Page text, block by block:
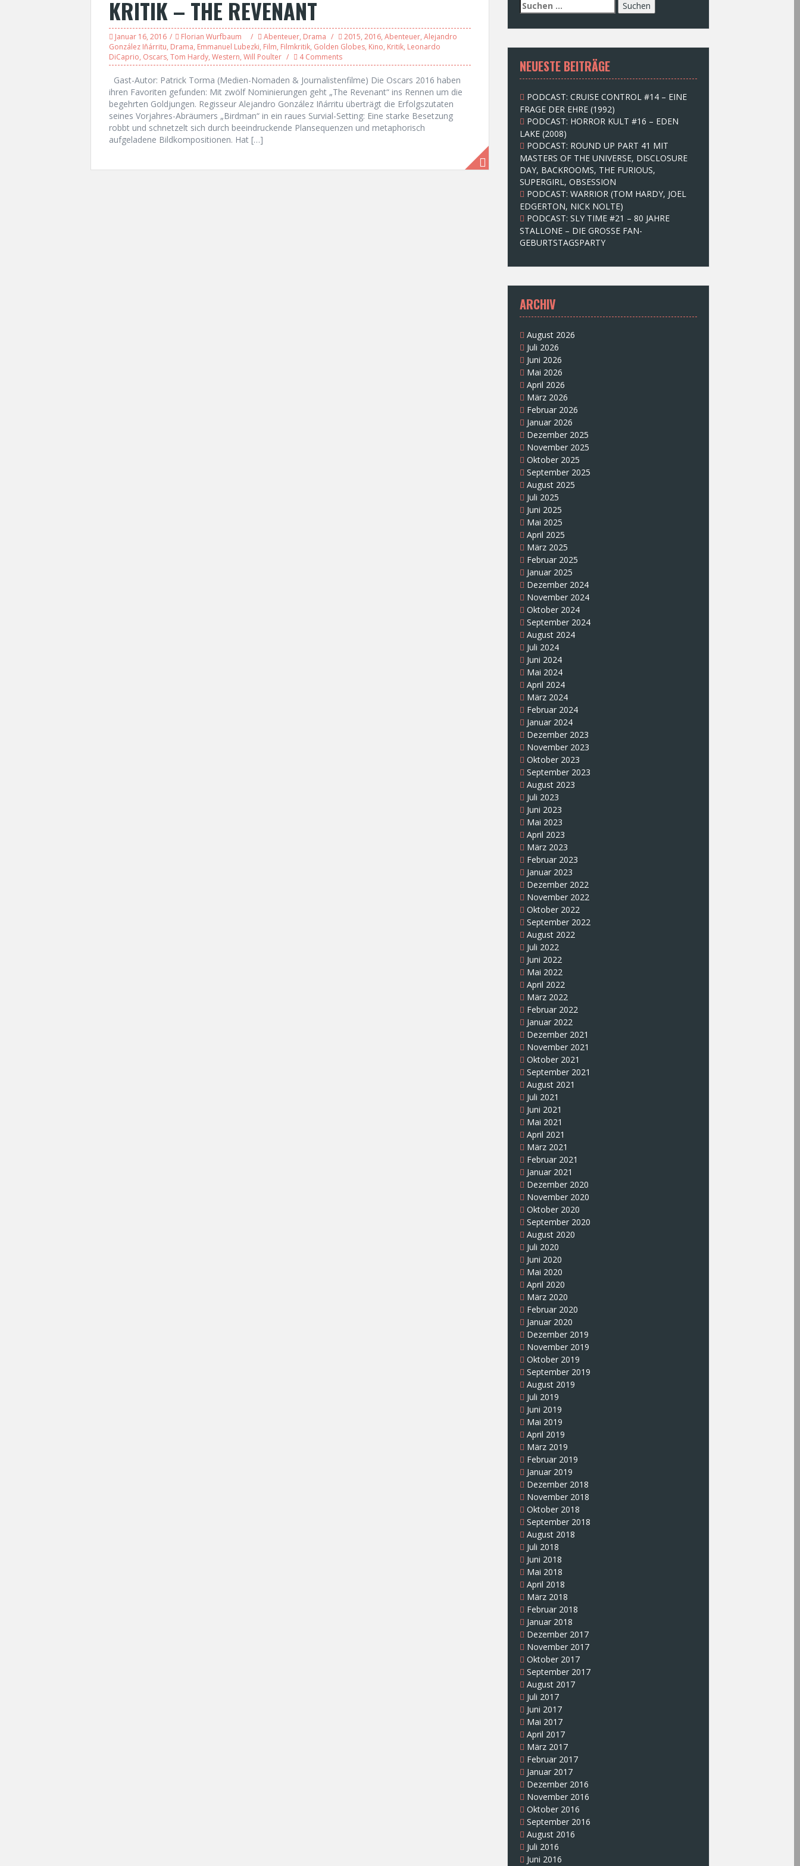
KRITIK – THE REVENANT
Januar 16, 2016 Florian Wurfbaum Abenteuer, Drama 2015, 2016, Abenteuer, Alejandro
González Iñárritu, Drama, Emmanuel Lubezki, Film, Filmkritik, Golden Globes, Kino, Kritik, Leonardo
DiCaprio, Oscars, Tom Hardy, Western, Will Poulter 4 Comments
Gast-Autor: Patrick Torma (Medien-Nomaden & Journalistenfilme) Die Oscars 2016 haben
ihren Favoriten gefunden: Mit zwölf Nominierungen geht „The Revenant“ ins Rennen um die
begehrten Goldjungen. Regisseur Alejandro González Iñárritu überträgt die Erfolgszutaten
seines Vorjahres-Abräumers „Birdman“ in ein raues Survial-Setting: Eine starke Besetzung
robbt und schnetzelt sich durch beeindruckende Plansequenzen und metaphorisch
aufgeladene Bildkompositionen. Hat […]
S
u
c
e
n
n
c
h
:
NEUESTE BEITRÄGE
PODCAST: CRUISE CONTROL #14 – EINE
FRAGE DER EHRE (1992)
PODCAST: HORROR KULT #16 – EDEN
LAKE (2008)
PODCAST: ROUND UP PART 41 MIT
MASTERS OF THE UNIVERSE, DISCLOSURE
DAY, BACKROOMS, THE FURIOUS,
SUPERGIRL, OBSESSION
PODCAST: WARRIOR (TOM HARDY, JOEL
EDGERTON, NICK NOLTE)
PODCAST: SLY TIME #21 – 80 JAHRE
STALLONE – DIE GROSSE FAN-
GEBURTSTAGSPARTY
ARCHIV
August 2026
Juli 2026
Juni 2026
Mai 2026
April 2026
März 2026
Februar 2026
Januar 2026
Dezember 2025
November 2025
Oktober 2025
September 2025
August 2025
Juli 2025
Juni 2025
Mai 2025
April 2025
März 2025
Februar 2025
Januar 2025
Dezember 2024
November 2024
Oktober 2024
September 2024
August 2024
Juli 2024
Juni 2024
Mai 2024
April 2024
März 2024
Februar 2024
Januar 2024
Dezember 2023
November 2023
Oktober 2023
September 2023
August 2023
Juli 2023
Juni 2023
Mai 2023
April 2023
März 2023
Februar 2023
Januar 2023
Dezember 2022
November 2022
Oktober 2022
September 2022
August 2022
Juli 2022
Juni 2022
Mai 2022
April 2022
März 2022
Februar 2022
Januar 2022
Dezember 2021
November 2021
Oktober 2021
September 2021
August 2021
Juli 2021
Juni 2021
Mai 2021
April 2021
März 2021
Februar 2021
Januar 2021
Dezember 2020
November 2020
Oktober 2020
September 2020
August 2020
Juli 2020
Juni 2020
Mai 2020
April 2020
März 2020
Februar 2020
Januar 2020
Dezember 2019
November 2019
Oktober 2019
September 2019
August 2019
Juli 2019
Juni 2019
Mai 2019
April 2019
März 2019
Februar 2019
Januar 2019
Dezember 2018
November 2018
Oktober 2018
September 2018
August 2018
Juli 2018
Juni 2018
Mai 2018
April 2018
März 2018
Februar 2018
Januar 2018
Dezember 2017
November 2017
Oktober 2017
September 2017
August 2017
Juli 2017
Juni 2017
Mai 2017
April 2017
März 2017
Februar 2017
Januar 2017
Dezember 2016
November 2016
Oktober 2016
September 2016
August 2016
Juli 2016
Juni 2016